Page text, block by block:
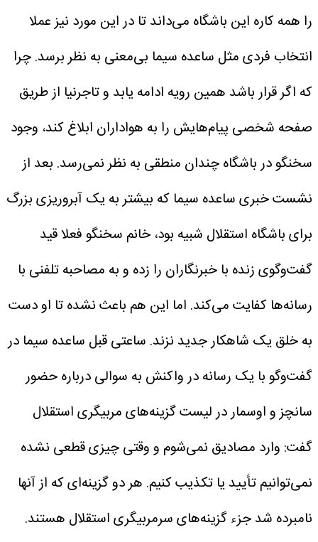
را همه کاره این باشگاه می‌داند تا در این مورد نیز عملا
انتخاب فردی مثل ساعده سیما بی‌معنی به نظر برسد. چرا
که اگر قرار باشد همین رویه ادامه یابد و تاجرنیا از طریق
صفحه شخصی پیام‌هایش را به هواداران ابلاغ کند، وجود
سخنگو در باشگاه چندان منطقی به نظر نمی‌رسد. بعد از
نشست خبری ساعده سیما که بیشتر به یک آبروریزی بزرگ
برای باشگاه استقلال شبیه بود، خانم سخنگو فعلا قید
گفت‌وگوی زنده با خبرنگاران را زده و به مصاحبه تلفنی با
رسانه‌ها کفایت می‌کند. اما این هم باعث نشده تا او دست
به خلق یک شاهکار جدید نزند. ساعتی قبل ساعده سیما در
گفت‌وگو با یک رسانه در واکنش به سوالی درباره حضور
سانچز و اوسمار در لیست گزینه‌های مربیگری استقلال
گفت: وارد مصادیق نمی‌شوم و وقتی چیزی قطعی نشده
نمی‌توانیم تأیید یا تکذیب کنیم. هر دو گزینه‌ای که از آنها
نامبرده شد جزء گزینه‌های سرمربیگری استقلال هستند.